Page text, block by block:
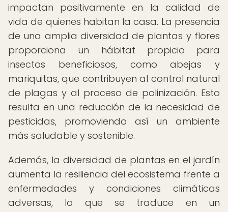
impactan positivamente en la calidad de
vida de quienes habitan la casa. La presencia
de una amplia diversidad de plantas y flores
proporciona un hábitat propicio para
insectos beneficiosos, como abejas y
mariquitas, que contribuyen al control natural
de plagas y al proceso de polinización. Esto
resulta en una reducción de la necesidad de
pesticidas, promoviendo así un ambiente
más saludable y sostenible.
Además, la diversidad de plantas en el jardín
aumenta la resiliencia del ecosistema frente a
enfermedades y condiciones climáticas
adversas, lo que se traduce en un